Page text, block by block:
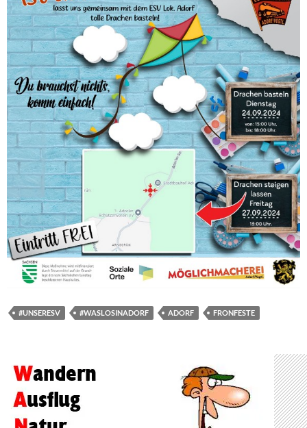
#UNSERESV #WASLOSINADORF ADORF FRONFESTE